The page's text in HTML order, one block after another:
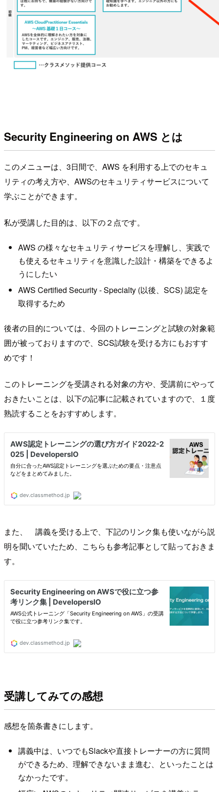
Security Engineering on AWS とは
このメニューは、3日間で、AWS を利用する上でのセキュ
リティの考え方や、AWSのセキュリティサービスについて
学ぶことができます。
私が受講した目的は、以下の２点です。
AWS の様々なセキュリティサービスを理解し、実践で
も使えるセキュリティを意識した設計・構築をできるよ
うにしたい
AWS Certified Security - Specialty (以後、SCS) 認定を
取得するため
後者の目的については、今回のトレーニングと試験の対象範
囲が被っておりますので、SCS試験を受ける方にもおすす
めです！
このトレーニングを受講される対象の方や、受講前にやって
おきたいことは、以下の記事に記載されていますので、１度
熟読することをおすすめします。
また、 講義を受ける上で、下記のリンク集も使いながら説
明を聞いていたため、こちらも参考記事として貼っておきま
す。
受講してみての感想
感想を箇条書きにします。
講義中は、いつでもSlackや直接トレーナーの方に質問
ができるため、理解できないまま進む、といったことは
なかったです。